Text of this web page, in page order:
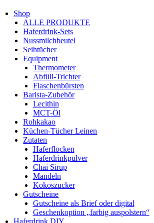
Shop
ALLE PRODUKTE
Haferdrink-Sets
Nussmilchbeutel
Seihtücher
Equipment
Thermometer
Abfüll-Trichter
Flaschenbürsten
Barista-Zubehör
Lecithin
MCT-Öl
Rohkakao
Küchen-Tücher Leinen
Zutaten
Haferflocken
Haferdrinkpulver
Chai Sirup
Mandeln
Kokoszucker
Gutscheine
Gutscheine als Brief oder digital
Geschenkoption „farbig auspolstern“